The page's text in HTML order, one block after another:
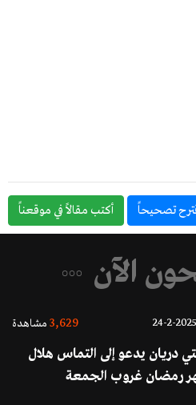
تصحيحاً أكتب مقالاً في موقعناً
الآن
24-2-2025
3,629 مشاهدة
دريان يدعو إلى التماس هلال
رمضان غروب الجمعة